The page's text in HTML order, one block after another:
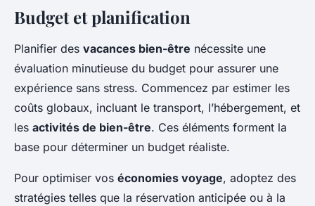
Budget et planification
Planifier des vacances bien-être nécessite une
évaluation minutieuse du budget pour assurer une
expérience sans stress. Commencez par estimer les
coûts globaux, incluant le transport, l’hébergement, et
les activités de bien-être. Ces éléments forment la
base pour déterminer un budget réaliste.
Pour optimiser vos économies voyage, adoptez des
stratégies telles que la réservation anticipée ou à la